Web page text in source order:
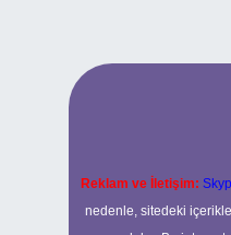
Reklam ve İletişim:
nedenle, sitedeki